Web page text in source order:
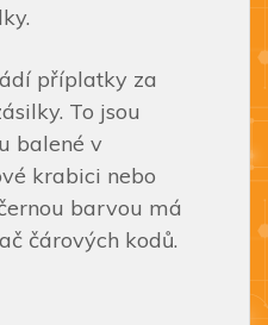
příplatky za
To jsou
balené v
krabici nebo
barvou má
čárových kodů.